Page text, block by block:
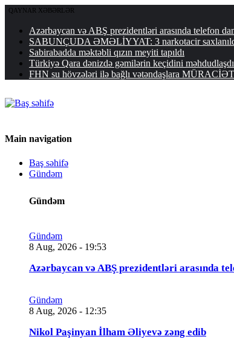
QAYNAR XƏBƏRLƏR
Azərbaycan və ABŞ prezidentləri arasında telefon
SABUNÇUDA ƏMƏLİYYAT: 3 narkotacir
Sabirabadda məktəbli qızın meyiti tapıldı
Türkiyə Qara dənizdə gəmilərin keçidini
FHN su hövzələri ilə bağlı vətəndaşlara
Main navigation
Baş səhifə
Gündəm
Gündəm
Gündəm
8 Aug, 2026 - 19:53
Azərbaycan və ABŞ prezidentləri arasında
Gündəm
8 Aug, 2026 - 12:35
Nikol Paşinyan İlham Əliyevə zəng edib